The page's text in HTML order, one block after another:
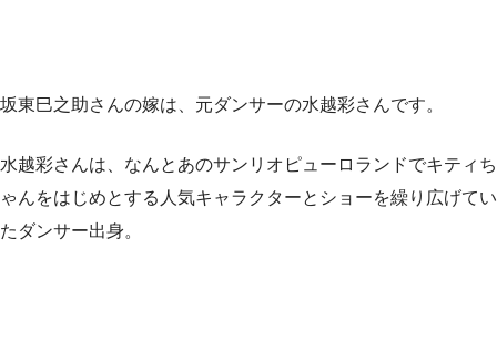
坂東巳之助さんの嫁は、元ダンサーの水越彩さんです。
水越彩さんは、なんとあのサンリオピューロランドでキティち
ゃんをはじめとする人気キャラクターとショーを繰り広げてい
たダンサー出身。